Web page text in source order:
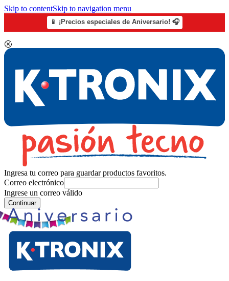
Skip to contentSkip to navigation menu
📱 ¡Precios especiales de Aniversario! 🎧
Ingresa tu correo para guardar productos favoritos.
Correo electrónico
Ingrese un correo válido
Continuar